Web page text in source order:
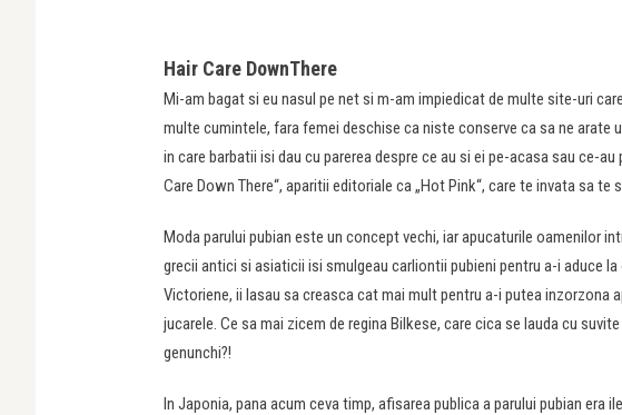
Hair Care DownThere
Mi-am bagat si eu nasul pe net si m-am impiedicat de multe site-uri
multe cumintele, fara femei deschise ca niste conserve ca sa ne arate
in care barbatii isi dau cu parerea despre ce au si ei pe-acasa sau ce-
Care Down There“, aparitii editoriale ca „Hot Pink“, care te invata sa
Moda parului pubian este un concept vechi, iar apucaturile oamenilor
grecii antici si asiaticii isi smulgeau carliontii pubieni pentru a-i aduce
Victoriene, ii lasau sa creasca cat mai mult pentru a-i putea inzorzona
jucarele. Ce sa mai zicem de regina Bilkese, care cica se lauda cu
genunchi?!
In Japonia, pana acum ceva timp, afisarea publica a parului pubian era